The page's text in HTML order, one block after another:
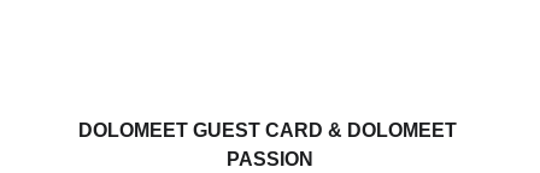
DOLOMEET GUEST CARD & DOLOMEET
PASSION